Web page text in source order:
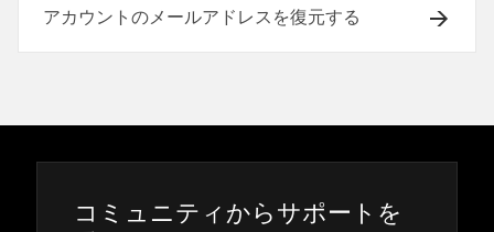
アカウントのメールアドレスを復元する
コミ⁠ュニテ⁠ィからサポ⁠ートを